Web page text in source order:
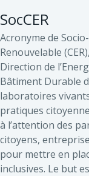
SocCER
Acronyme de
Renouvelable
Direction de
Bâtiment Durable
laboratoires
pratiques
à l’attention des
citoyens,
pour mettre en
inclusives. Le but